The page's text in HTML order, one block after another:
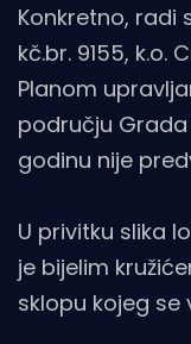
Konkretno, radi
kč.br. 9155, k.o.
Planom
području
godinu nije
U privitku slika
je bijelim
sklopu kojeg